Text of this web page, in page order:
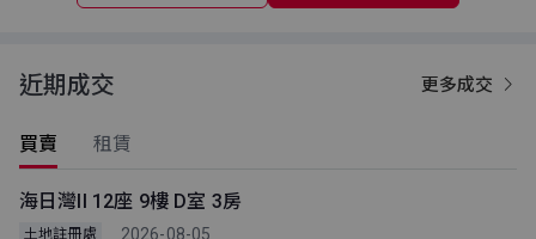
近期成交 更多成交
買賣 租賃
海日灣II 12座 9樓 D室 3房
土地註冊處 2026-08-05